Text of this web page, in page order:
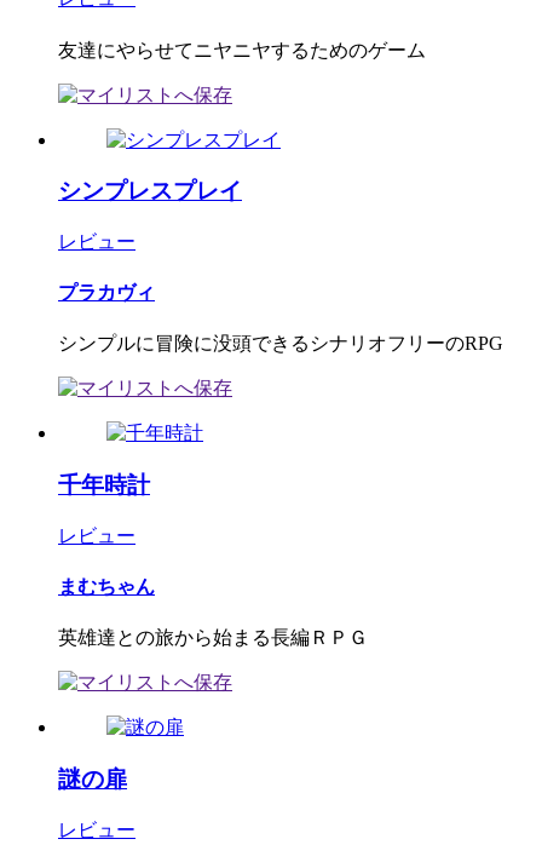
友達にやらせてニヤニヤするためのゲーム
シンプレスプレイ
レビュー
プラカヴィ
シンプルに冒険に没頭できるシナリオフリーのRPG
千年時計
レビュー
まむちゃん
英雄達との旅から始まる長編ＲＰＧ
謎の扉
レビュー